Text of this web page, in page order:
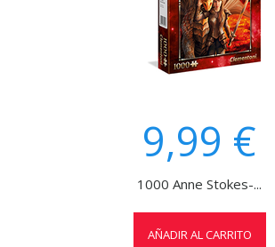
9,99 €
1000 Anne Stokes-...
AÑADIR AL CARRITO